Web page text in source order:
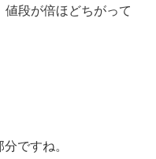
段が倍ほどちがって
ですね。